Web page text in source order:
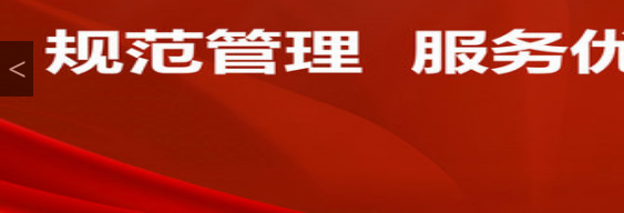
<